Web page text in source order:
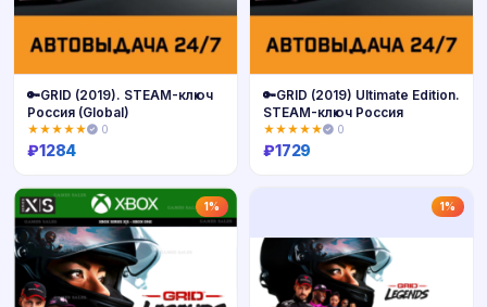
Купить
🔑GRID (2019). STEAM-ключ
Россия (Global)
★★★★★ 0
₽1284
🔑GRID (2019) Ultimate Edition.
STEAM-ключ Россия
★★★★★ 0
₽1729
1% 1%